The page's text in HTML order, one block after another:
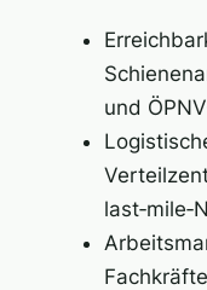
und